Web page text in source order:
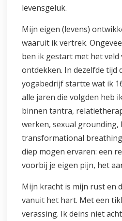
levensgeluk.
Mijn eigen (levens)
waaruit ik vertrek.
ben ik gestart met het
ontdekken. In dezelfde tijd
yogabedrijf startte wat ik
alle jaren die volgden heb
binnen tantra,
werken, sexual grounding,
transformational
diep mogen ervaren: een
voorbij je eigen pijn, het
Mijn kracht is mijn rust en
vanuit het hart. Met een
verassing. Ik deins niet